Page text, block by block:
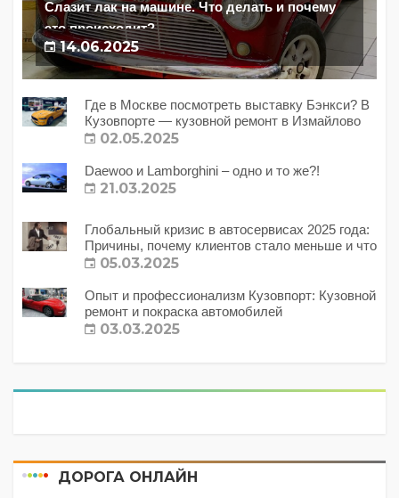
Слазит лак на машине. Что делать и почему
это происходит?
14.06.2025
Где в Москве посмотреть выставку Бэнкси? В
Кузовпорте — кузовной ремонт в Измайлово
02.05.2025
Daewoo и Lamborghini – одно и то же?!
21.03.2025
Глобальный кризис в автосервисах 2025 года:
Причины, почему клиентов стало меньше и что
с этим делать?
05.03.2025
Опыт и профессионализм Кузовпорт: Кузовной
ремонт и покраска автомобилей
03.03.2025
ДОРОГА ОНЛАЙН